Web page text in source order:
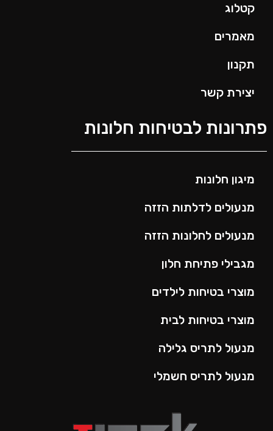
קטלוג
מאמרים
תקנון
יצירת קשר
פתרונות לבטיחות חלונות
מיגון חלונות
מנעולים לדלתות הזזה
מנעולים לחלונות הזזה
מגבילי פתיחת חלון
מוצרי בטיחות לילדים
מוצרי בטיחות לבית
מנעול לתריס גלילה
מנעול לתריס חשמלי